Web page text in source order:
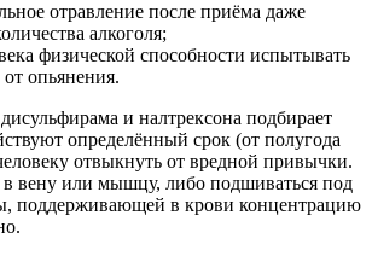
отравление после приёма даже
алкоголя;
физической способности испытывать
от опьянения.
и налтрексона подбирает
определённый срок (от полугода
отвыкнуть от вредной привычки.
в вену или мышцу, либо подшиваться под
поддерживающей в крови концентрацию